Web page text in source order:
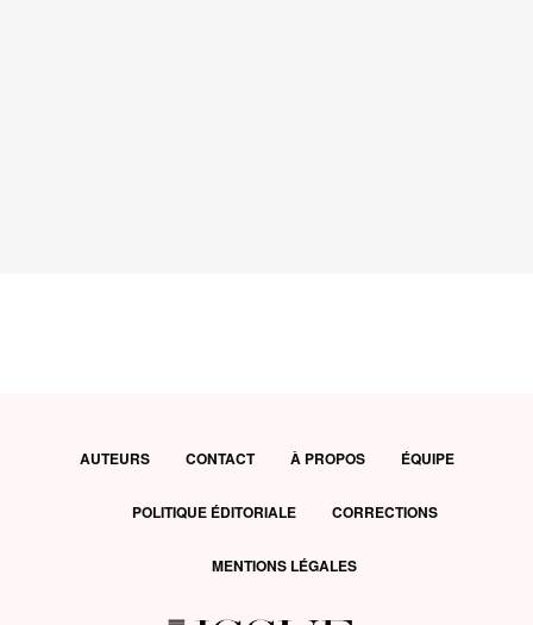
AUTEURS CONTACT À PROPOS ÉQUIPE
POLITIQUE ÉDITORIALE CORRECTIONS
MENTIONS LÉGALES